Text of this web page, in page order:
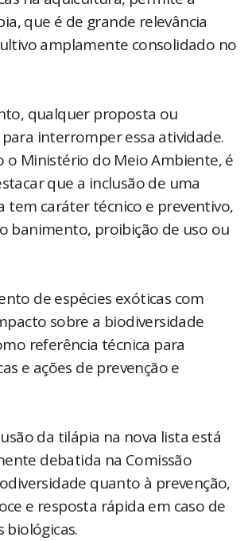
que é de grande relevância
amplamente consolidado no
qualquer proposta ou
interromper essa atividade.
o Ministério do Meio Ambiente, é
que a inclusão de uma
tem caráter técnico e preventivo,
banimento, proibição de uso ou
de espécies exóticas com
sobre a biodiversidade
referência técnica para
e ações de prevenção e
da tilápia na nova lista está
debatida na Comissão
quanto à prevenção,
e resposta rápida em caso de
biológicas.